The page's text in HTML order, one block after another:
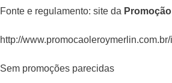
Fonte e regulamento: site da
http://
Sem promoções parecidas